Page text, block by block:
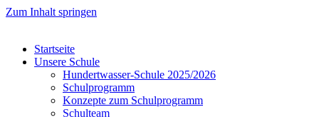
Zum Inhalt springen
Startseite
Unsere Schule
Hundertwasser-Schule 2025/2026
Schulprogramm
Konzepte zum Schulprogramm
Schulteam